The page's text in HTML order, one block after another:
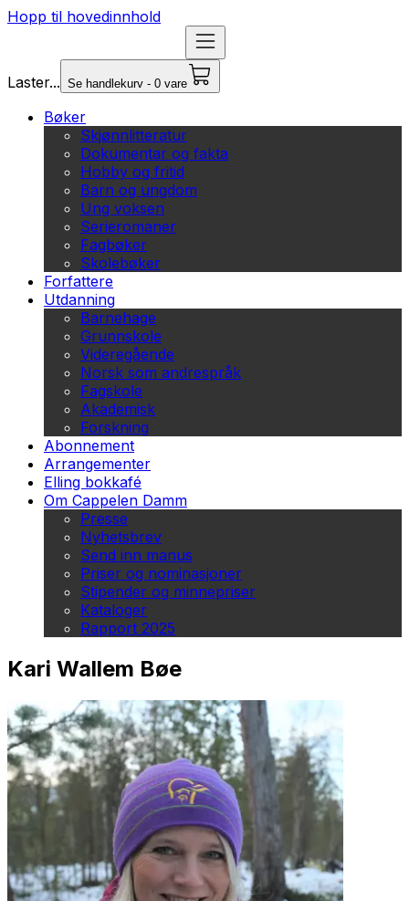
Hopp til hovedinnhold
Laster... Se handlekurv - 0 vare
Bøker
Skjønnlitteratur
Dokumentar og fakta
Hobby og fritid
Barn og ungdom
Ung voksen
Serieromaner
Fagbøker
Skolebøker
Forfattere
Utdanning
Barnehage
Grunnskole
Videregående
Norsk som andrespråk
Fagskole
Akademisk
Forskning
Abonnement
Arrangementer
Elling bokkafé
Om Cappelen Damm
Presse
Nyhetsbrev
Send inn manus
Priser og nominasjoner
Stipender og minnepriser
Kataloger
Rapport 2025
Kari Wallem Bøe